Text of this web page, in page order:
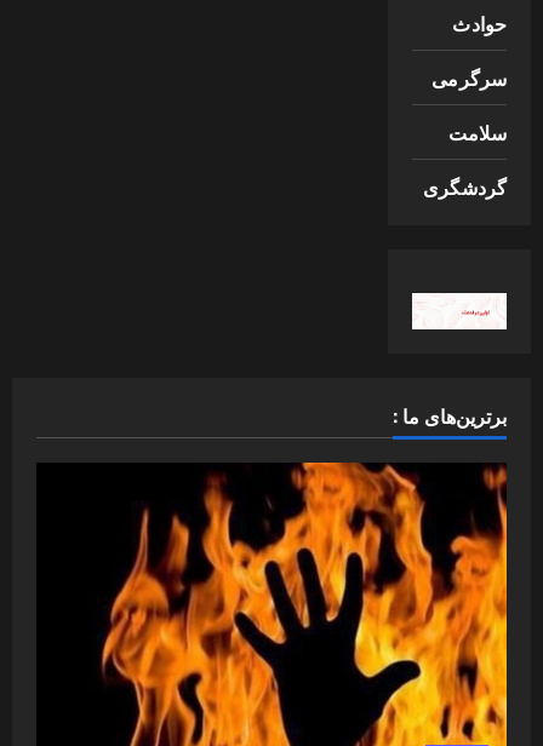
حوادث
سرگرمی
سلامت
گردشگری
برترین‌های ما :